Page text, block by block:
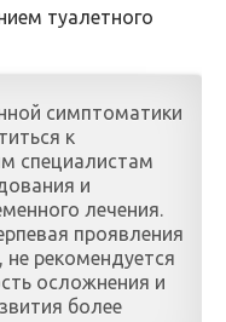
туалетного
симптоматики
к
специалистам
и
лечения.
проявления
рекомендуется
осложнения и
более